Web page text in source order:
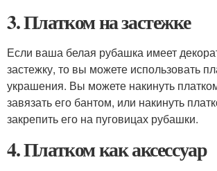
3. Платком на застежке
Если ваша белая рубашка имеет
застежку, то вы можете использовать
украшения. Вы можете накинуть
завязать его бантом, или накинуть
закрепить его на пуговицах рубашки.
4. Платком как аксессуар